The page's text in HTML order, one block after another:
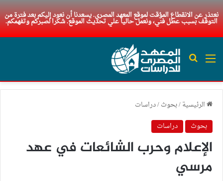
نعتذر عن الانقطاع المؤقت لموقع المعهد المصري. يسعدنا أن نعود إليكم بعد فترة من
التوقف بسبب عطل فني، ونعمل حاليا علي تحديث الموقع. شكرا لصبركم وتفهمكم.
القائمة بحث عن
الرئيسية/بحوث/دراسات
بحوث
دراسات
الإعلام وحرب الشائعات في عهد
مرسي